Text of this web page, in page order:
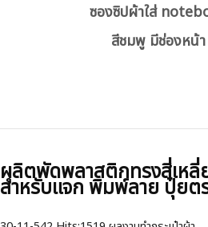
ซองซิปผ้าใส่
สีชมพู มีช่องหน้า
ผลิตพัดพลาสติกทรงสี่เหลี่
สำหรับแจก พิมพ์ลาย ปุ๋ยต